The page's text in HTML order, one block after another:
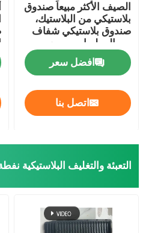
الصيف الأكثر مبيعاً صندوق
بلاستيكي من البلاستيك،
صندوق بلاستيكي شفاف
من البيطريات، مربع
ميسور من البيطريات،
علبة ذراع واقية قابلة
للطي على غرار الغطاء
الجليدي
افضل سعر
اتصل بنا
التعبئة والتغليف البلاستيكية